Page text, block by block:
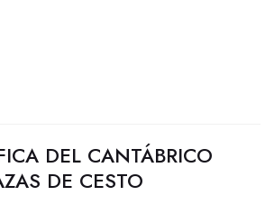
DEL CANTÁBRICO
DE CESTO